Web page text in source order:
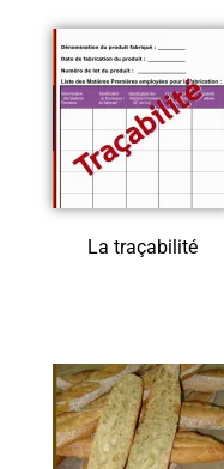
La tra­ça­bi­li­té